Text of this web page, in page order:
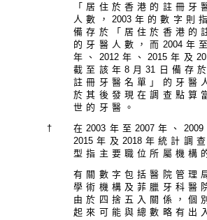
「居住於香港的註冊牙
人數， 2003年的數字則指
備存於「居住於香港的
的牙醫人數，而 2004年至
年、 201 2年、 2015年及
截至該年8月31日備存
註冊牙醫名單」的牙醫
於其後發現在調查點算
世的牙醫。
†
在 2003年至 2007年、 2009
2015年及 2018年統計調
型指主要職位所屬機構
有關數字包括醫院管理
學術機構及菲臘牙科醫
由於四捨五入關係，個
起來可能與總數略有出